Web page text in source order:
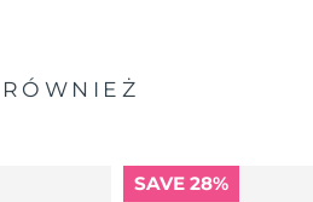
SAVE 28%